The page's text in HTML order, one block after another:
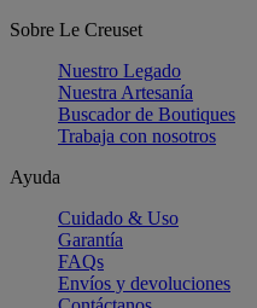
Sobre Le Creuset
Nuestro Legado
Nuestra Artesanía
Buscador de Boutiques
Trabaja con nosotros
Ayuda
Cuidado & Uso
Garantía
FAQs
Envíos y devoluciones